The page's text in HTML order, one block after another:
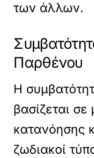
των άλλων.
Παρθένου
Η
βασίζεται
κατανόησης
ζωδιακοί